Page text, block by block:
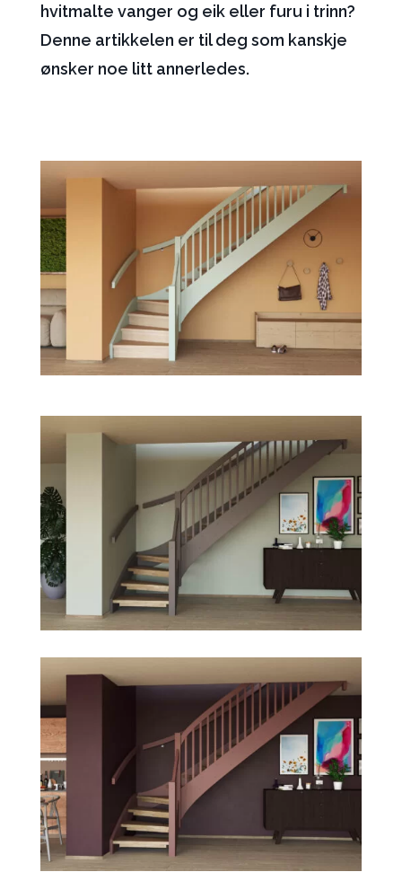
hvitmalte vanger og eik eller furu i trinn?
Denne artikkelen er til deg som kanskje
ønsker noe litt annerledes.